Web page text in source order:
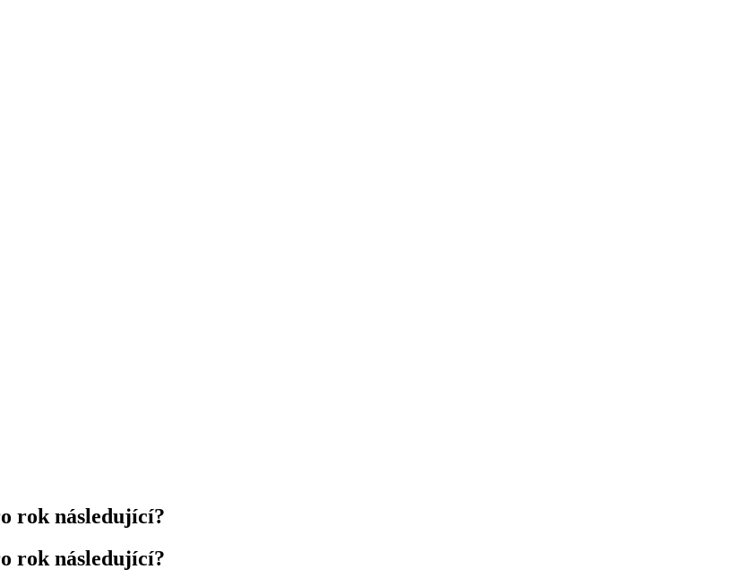
rok následující?
rok následující?